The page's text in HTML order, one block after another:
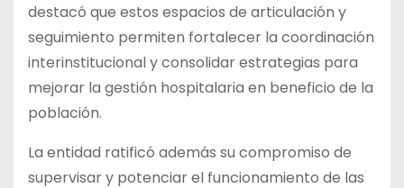
destacó que estos espacios de articulación y
seguimiento permiten fortalecer la coordinación
interinstitucional y consolidar estrategias para
mejorar la gestión hospitalaria en beneficio de la
población.
La entidad ratificó además su compromiso de
supervisar y potenciar el funcionamiento de las